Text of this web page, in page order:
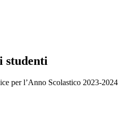
studenti
per l’Anno Scolastico 2023-2024